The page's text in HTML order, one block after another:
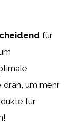
für
dran, um mehr
für